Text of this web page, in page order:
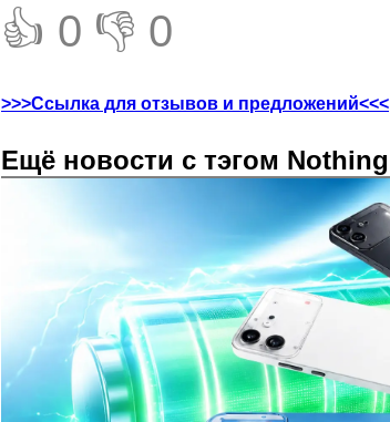
👍 0 👎 0
>>>Ссылка для отзывов и предложений<<<
Ещё новости с тэгом Nothing